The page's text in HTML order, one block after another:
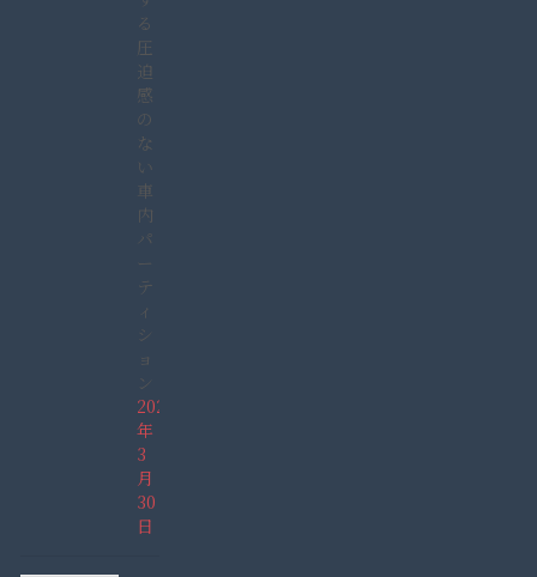
る
圧
迫
感
の
な
い
車
内
パ
ー
テ
ィ
シ
ョ
ン
2022
年
3
月
30
日